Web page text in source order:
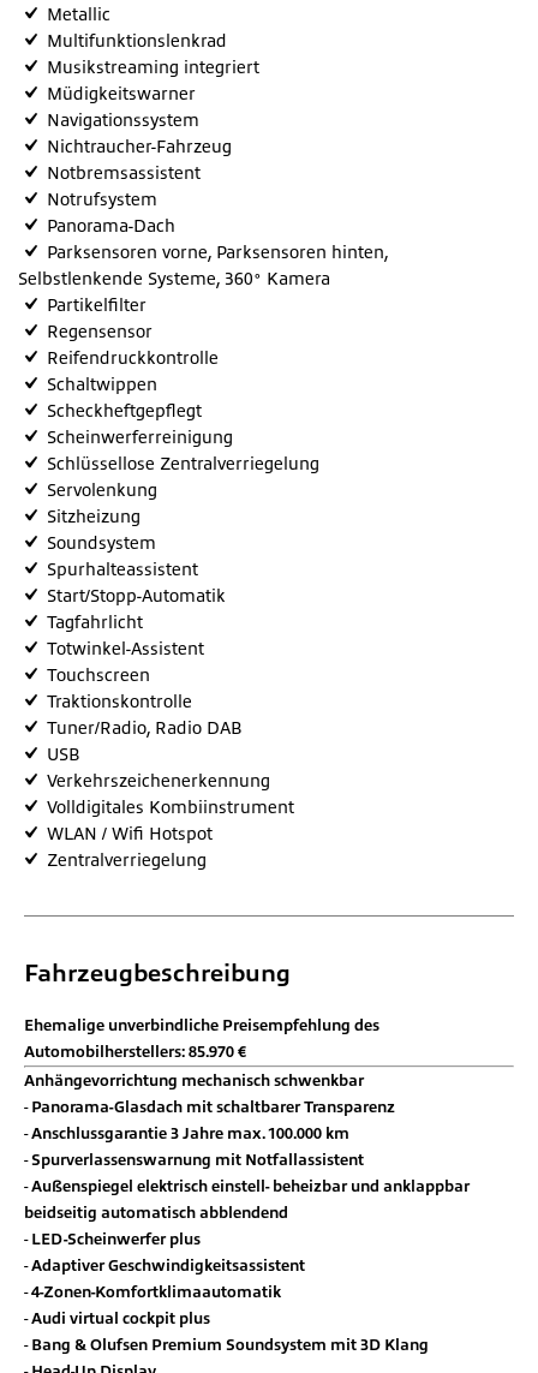
Metallic
Multifunktionslenkrad
Musikstreaming integriert
Müdigkeitswarner
Navigationssystem
Nichtraucher-Fahrzeug
Notbremsassistent
Notrufsystem
Panorama-Dach
Parksensoren vorne, Parksensoren hinten,
Selbstlenkende Systeme, 360° Kamera
Partikelfilter
Regensensor
Reifendruckkontrolle
Schaltwippen
Scheckheftgepflegt
Scheinwerferreinigung
Schlüssellose Zentralverriegelung
Servolenkung
Sitzheizung
Soundsystem
Spurhalteassistent
Start/Stopp-Automatik
Tagfahrlicht
Totwinkel-Assistent
Touchscreen
Traktionskontrolle
Tuner/Radio, Radio DAB
USB
Verkehrszeichenerkennung
Volldigitales Kombiinstrument
WLAN / Wifi Hotspot
Zentralverriegelung
Fahrzeugbeschreibung
Ehemalige unverbindliche Preisempfehlung des
Automobilherstellers: 85.970 €
Anhängevorrichtung mechanisch schwenkbar
Panorama-Glasdach mit schaltbarer Transparenz
Anschlussgarantie 3 Jahre max. 100.000 km
Spurverlassenswarnung mit Notfallassistent
Außenspiegel elektrisch einstell- beheizbar und anklappbar
beidseitig automatisch abblendend
LED-Scheinwerfer plus
Adaptiver Geschwindigkeitsassistent
4-Zonen-Komfortklimaautomatik
Audi virtual cockpit plus
Bang & Olufsen Premium Soundsystem mit 3D Klang